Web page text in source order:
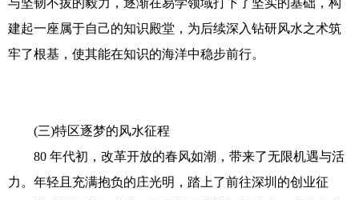
与坚韧不拔的毅力，逐渐在易学领域打下了坚实的基础，构
建起一座属于自己的知识殿堂，为后续深入钻研风水之术筑
牢了根基，使其能在知识的海洋中稳步前行。
(三)特区逐梦的风水征程
80 年代初，改革开放的春风如潮，带来了无限机遇与活
力。年轻且充满抱负的庄光明，踏上了前往深圳的创业征